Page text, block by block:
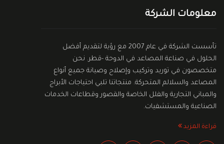
معلومات الشركة
تأسست الشركة في عام 2007 مع رؤية لتقديم أفضل
الحلول في صناعة المصاعد في الدوحة -قطر. نحن
متخصصون في توريد وتركيب وإصلاح وصيانة جميع أنواع
المصاعد والسلالم المتحركة. منتجاتنا تلبي احتياجات الأبراج
والمباني التجارية والفلل الخاصة والقصور وقطاعات الخدمات
الصناعية والمستشفيات.
قراءة المزيد